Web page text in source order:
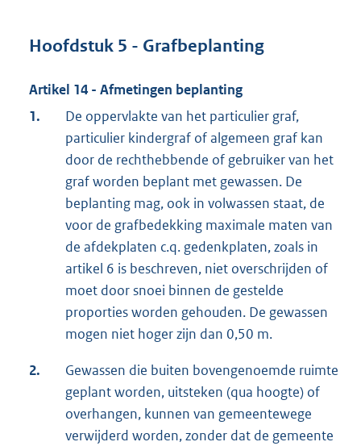
Hoofdstuk 5 - Grafbeplanting
Artikel 14 - Afmetingen beplanting
1.
De oppervlakte van het particulier graf,
particulier kindergraf of algemeen graf kan
door de rechthebbende of gebruiker van het
graf worden beplant met gewassen. De
beplanting mag, ook in volwassen staat, de
voor de grafbedekking maximale maten van
de afdekplaten c.q. gedenkplaten, zoals in
artikel 6 is beschreven, niet overschrijden of
moet door snoei binnen de gestelde
proporties worden gehouden. De gewassen
mogen niet hoger zijn dan 0,50 m.
2.
Gewassen die buiten bovengenoemde ruimte
geplant worden, uitsteken (qua hoogte) of
overhangen, kunnen van gemeentewege
verwijderd worden, zonder dat de gemeente